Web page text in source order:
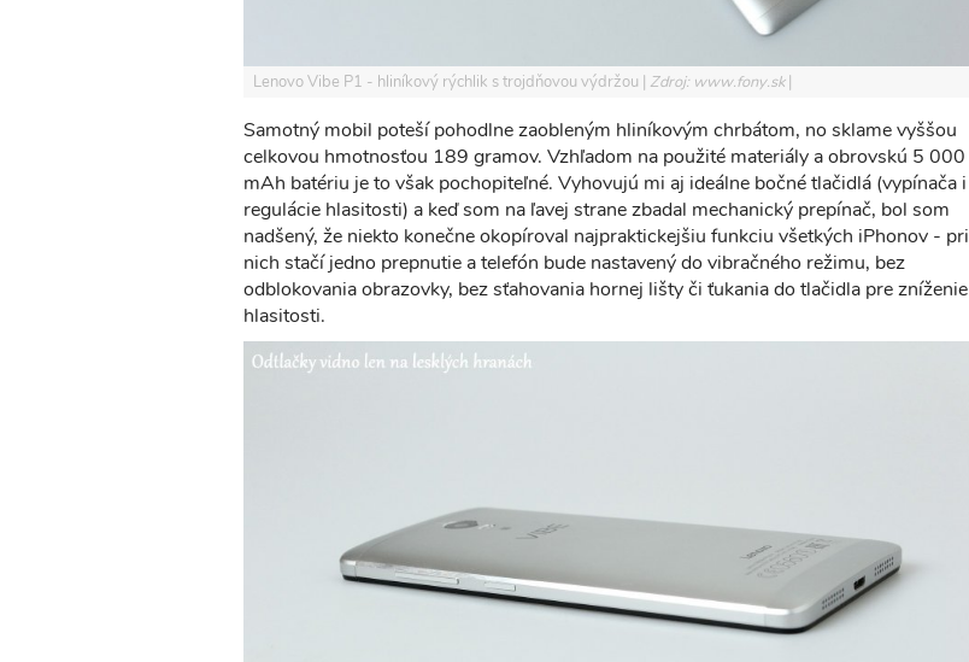
Lenovo Vibe P1 - hliníkový rýchlik s trojdňovou výdržou Zdroj: www.fony.sk
Samotný mobil poteší pohodlne zaobleným hliníkovým chrbátom, no sklame vyššou
celkovou hmotnosťou 189 gramov. Vzhľadom na použité materiály a obrovskú 5 000
mAh batériu je to však pochopiteľné. Vyhovujú mi aj ideálne bočné tlačidlá (vypínača i
regulácie hlasitosti) a keď som na ľavej strane zbadal mechanický prepínač, bol som
nadšený, že niekto konečne okopíroval najpraktickejšiu funkciu všetkých iPhonov - pri
nich stačí jedno prepnutie a telefón bude nastavený do vibračného režimu, bez
odblokovania obrazovky, bez sťahovania hornej lišty či ťukania do tlačidla pre zníženie
hlasitosti.